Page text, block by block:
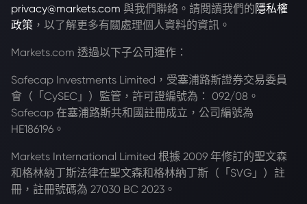
privacy@markets.com 與我們聯絡。請閱讀我們的 隱私權
政策 ，以了解更多有關處理個人資料的資訊。
Markets.com 透過以下子公司運作：
Safecap Investments Limited，受塞浦路斯證券交易委員
會（「CySEC」）監管，許可證編號為： 092/08。
Safecap 在塞浦路斯共和國註冊成立，公司編號為
HE186196。
Markets International Limited 根據 2009 年修訂的聖文森
和格林納丁斯法律在聖文森和格林納丁斯（「SVG」）註
冊，註冊號碼為 27030 BC 2023。